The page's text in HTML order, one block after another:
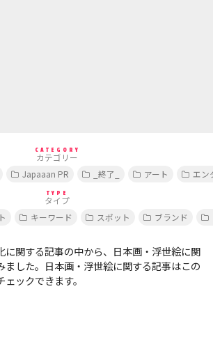
CATEGORY
カテゴリー
Japaaan PR _終了_ アート エン
TYPE
タイプ
キーワード スポット ブランド
に関する記事の中から、日本画・浮世絵に関
ました。日本画・浮世絵に関する記事はこの
ックできます。